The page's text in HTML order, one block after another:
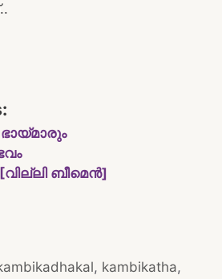
[വില്ലി ബീമെൻ]
, kambikatha,